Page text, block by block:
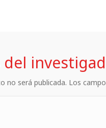
del
no será publicada. Los